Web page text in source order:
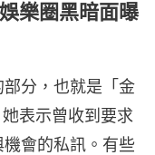
樂圈黑暗面曝
分，也就是「金
表示曾收到要求
機會的私訊。有些